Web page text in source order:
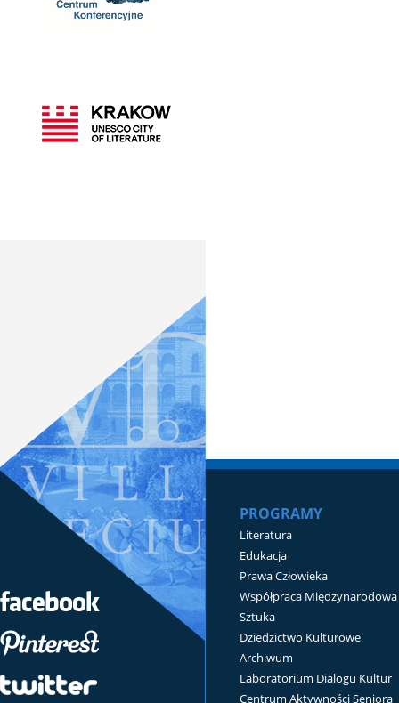
PROGRAMY
Literatura
Edukacja
Prawa Człowieka
Współpraca Międzynarodowa
Sztuka
Dziedzictwo Kulturowe
Archiwum
Laboratorium Dialogu Kultur
Centrum Aktywności Seniora